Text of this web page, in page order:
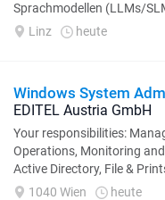
Sprachmodellen (LLMs/
Docker, Kubernetes/
Linz heute
Windows System
EDITEL Austria GmbH
Your responsibilities:
Operations, Monitoring
Active Directory, File &
EntraID, Office365,
1040 Wien heute